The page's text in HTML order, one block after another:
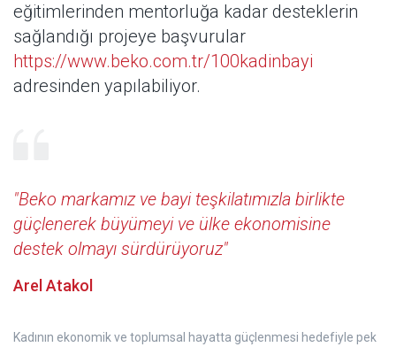
eğitimlerinden mentorluğa kadar desteklerin
sağlandığı projeye başvurular
https://www.beko.com.tr/100kadinbayi
adresinden yapılabiliyor.
"Beko markamız ve bayi teşkilatımızla birlikte
güçlenerek büyümeyi ve ülke ekonomisine
destek olmayı sürdürüyoruz"
Arel Atakol
Kadının ekonomik ve toplumsal hayatta güçlenmesi hedefiyle pek